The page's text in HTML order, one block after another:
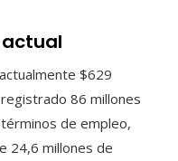
$629
86 millones
de empleo,
24,6 millones de